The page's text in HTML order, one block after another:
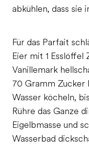
abkühlen, dass sie
Für das Parfait
Eier mit 1 Esslöffel
Vanillemark
70 Gramm Zucker
Wasser köcheln,
Rühre das Ganze
Eigelbmasse und
Wasserbad